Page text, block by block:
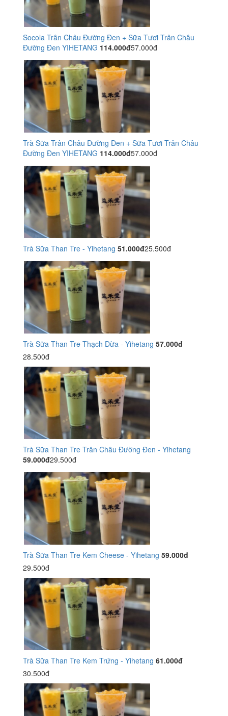
Socola Trân Châu Đường Đen + Sữa Tươi Trân Châu
Đường Đen YIHETANG 114.000đ57.000đ
Trà Sữa Trân Châu Đường Đen + Sữa Tươi Trân Châu
Đường Đen YIHETANG 114.000đ57.000đ
Trà Sữa Than Tre - Yihetang 51.000đ25.500đ
Trà Sữa Than Tre Thạch Dừa - Yihetang 57.000đ
28.500đ
Trà Sữa Than Tre Trân Châu Đường Đen - Yihetang
59.000đ29.500đ
Trà Sữa Than Tre Kem Cheese - Yihetang 59.000đ
29.500đ
Trà Sữa Than Tre Kem Trứng - Yihetang 61.000đ
30.500đ